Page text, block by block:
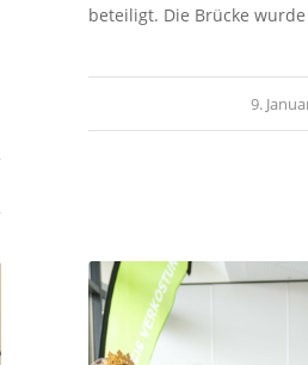
beteiligt. Die Brücke
9.